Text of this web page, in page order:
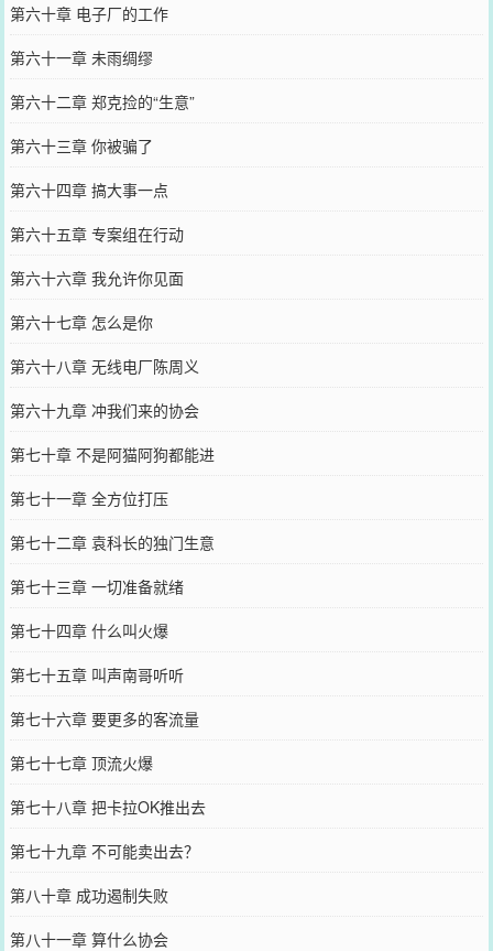
第六十章 电子厂的工作
第六十一章 未雨绸缪
第六十二章 郑克捡的“生意”
第六十三章 你被骗了
第六十四章 搞大事一点
第六十五章 专案组在行动
第六十六章 我允许你见面
第六十七章 怎么是你
第六十八章 无线电厂陈周义
第六十九章 冲我们来的协会
第七十章 不是阿猫阿狗都能进
第七十一章 全方位打压
第七十二章 袁科长的独门生意
第七十三章 一切准备就绪
第七十四章 什么叫火爆
第七十五章 叫声南哥听听
第七十六章 要更多的客流量
第七十七章 顶流火爆
第七十八章 把卡拉OK推出去
第七十九章 不可能卖出去？
第八十章 成功遏制失败
第八十一章 算什么协会